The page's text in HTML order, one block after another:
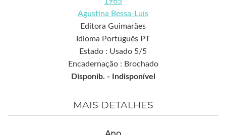
Agustina Bessa-Luís
Editora Guimarães
Idioma Português PT
Estado : Usado 5/5
Encadernação : Brochado
Disponib. -
Indisponível
MAIS DETALHES